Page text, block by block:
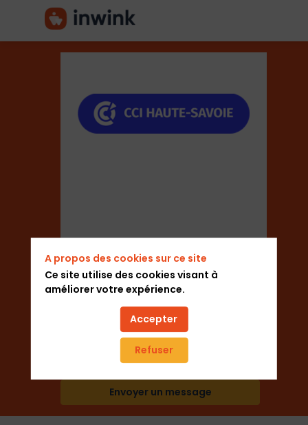
Haute-
Secteur
Ajouter aux favoris
Envoyer un message
A propos des cookies sur ce site
Ce site utilise des cookies visant à
améliorer votre expérience.
Accepter
Refuser